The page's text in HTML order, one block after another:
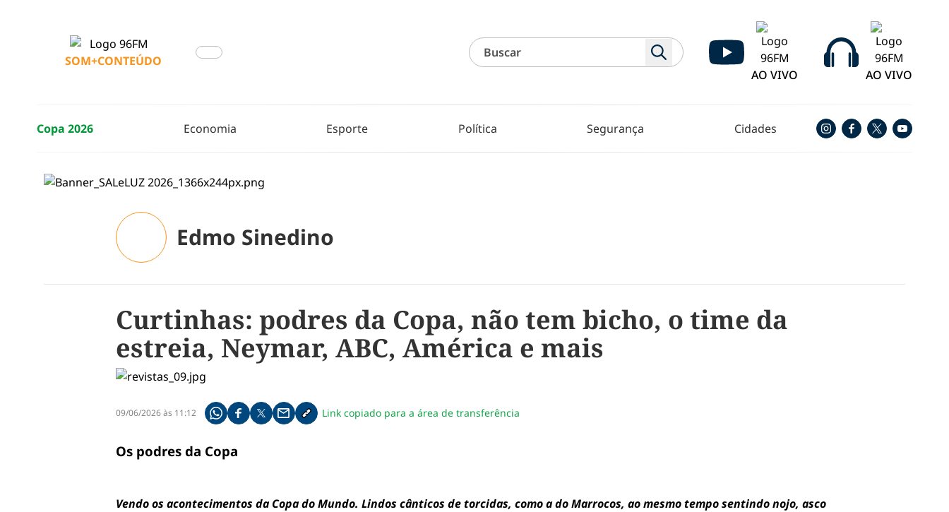
SOM+CONTEÚDO
AO VIVO
AO VIVO
Copa 2026 Economia Esporte Política Segurança Cidades
Edmo Sinedino
Curtinhas: podres da Copa, não tem bicho, o time da
estreia, Neymar, ABC, América e mais
09/06/2026 às 11:12 Compartilhe pelo whatsapp
Compartilhar no facebook
Compartilhar no twitter
Compartilhe pelo email
Copiar link da notícia
Link copiado para a área de transferência
Os podres da Copa
Vendo os acontecimentos da Copa do Mundo. Lindos cânticos de torcidas, como a do Marrocos, ao mesmo tempo sentindo nojo, asco